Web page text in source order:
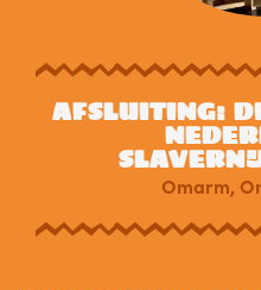
AFSLUITING:
Omarm,